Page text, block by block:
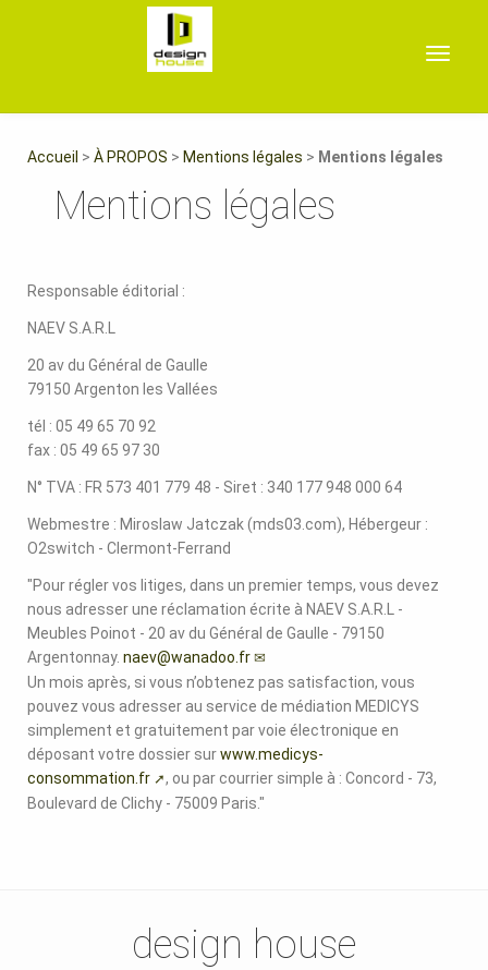
Toggle
Accueil > À PROPOS > Mentions légales > Mentions légales
Mentions légales
Responsable éditorial :
NAEV S.A.R.L
20 av du Général de Gaulle
79150 Argenton les Vallées
tél : 05 49 65 70 92
fax : 05 49 65 97 30
N° TVA : FR 573 401 779 48 - Siret : 340 177 948 000 64
Webmestre : Miroslaw Jatczak (mds03.com), Hébergeur :
O2switch - Clermont-Ferrand
"Pour régler vos litiges, dans un premier temps, vous devez
nous adresser une réclamation écrite à NAEV S.A.R.L -
Meubles Poinot - 20 av du Général de Gaulle - 79150
Argentonnay. naev@wanadoo.fr
Un mois après, si vous n’obtenez pas satisfaction, vous
pouvez vous adresser au service de médiation MEDICYS
simplement et gratuitement par voie électronique en
déposant votre dossier surwww.medicys-
consommation.fr
, ou par courrier simple à : Concord - 73,
Boulevard de Clichy - 75009 Paris."
design house